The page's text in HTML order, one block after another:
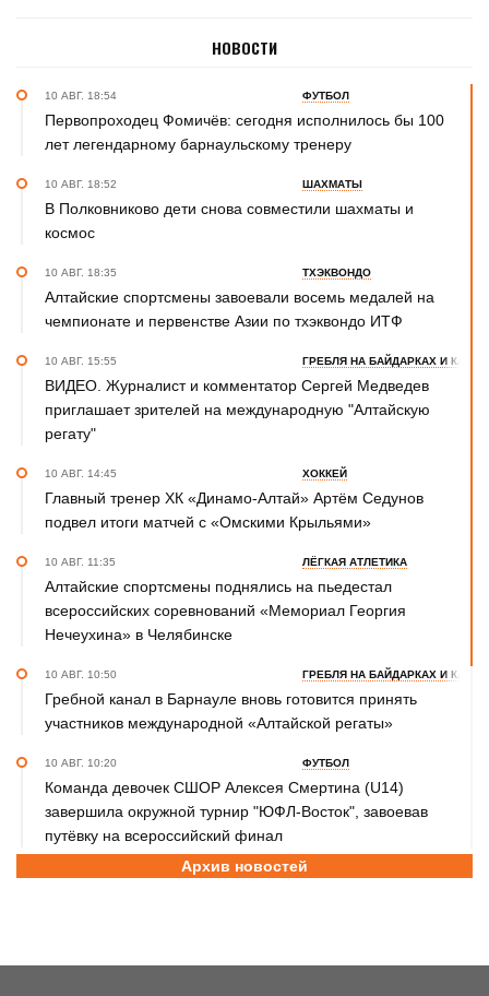
НОВОСТИ
10 АВГ. 18:54 ФУТБОЛ
Первопроходец Фомичёв: сегодня исполнилось бы 100
лет легендарному барнаульскому тренеру
10 АВГ. 18:52 ШАХМАТЫ
В Полковниково дети снова совместили шахматы и
космос
10 АВГ. 18:35 ТХЭКВОНДО
Алтайские спортсмены завоевали восемь медалей на
чемпионате и первенстве Азии по тхэквондо ИТФ
10 АВГ. 15:55 ГРЕБЛЯ НА БАЙДАРКАХ И КАНОЭ
ВИДЕО. Журналист и комментатор Сергей Медведев
приглашает зрителей на международную "Алтайскую
регату"
10 АВГ. 14:45 ХОККЕЙ
Главный тренер ХК «Динамо-Алтай» Артём Седунов
подвел итоги матчей с «Омскими Крыльями»
10 АВГ. 11:35 ЛЁГКАЯ АТЛЕТИКА
Алтайские спортсмены поднялись на пьедестал
всероссийских соревнований «Мемориал Георгия
Нечеухина» в Челябинске
10 АВГ. 10:50 ГРЕБЛЯ НА БАЙДАРКАХ И КАНОЭ
Гребной канал в Барнауле вновь готовится принять
участников международной «Алтайской регаты»
10 АВГ. 10:20 ФУТБОЛ
Команда девочек СШОР Алексея Смертина (U14)
завершила окружной турнир "ЮФЛ-Восток", завоевав
путёвку на всероссийский финал
ШАХМАТЫ
10 АВГ. 08:45 СПОРТИВНЫЙ ФЕСТИВАЛЬ
Архив новостей